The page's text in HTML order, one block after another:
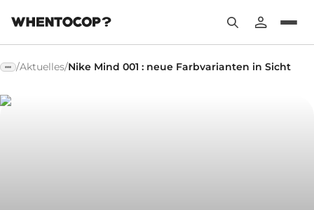
/Aktuelles/Nike Mind 001 : neue Farbvarianten in Sicht